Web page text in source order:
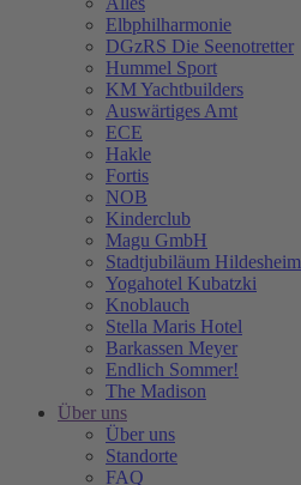
Elbphilharmonie
DGzRS Die Seenotretter
Hummel Sport
KM Yachtbuilders
Auswärtiges Amt
ECE
Hakle
Fortis
NOB
Kinderclub
Magu GmbH
Stadtjubiläum Hildesheim
Yogahotel Kubatzki
Knoblauch
Stella Maris Hotel
Barkassen Meyer
Endlich Sommer!
The Madison
Über uns
Über uns
Standorte
FAQ